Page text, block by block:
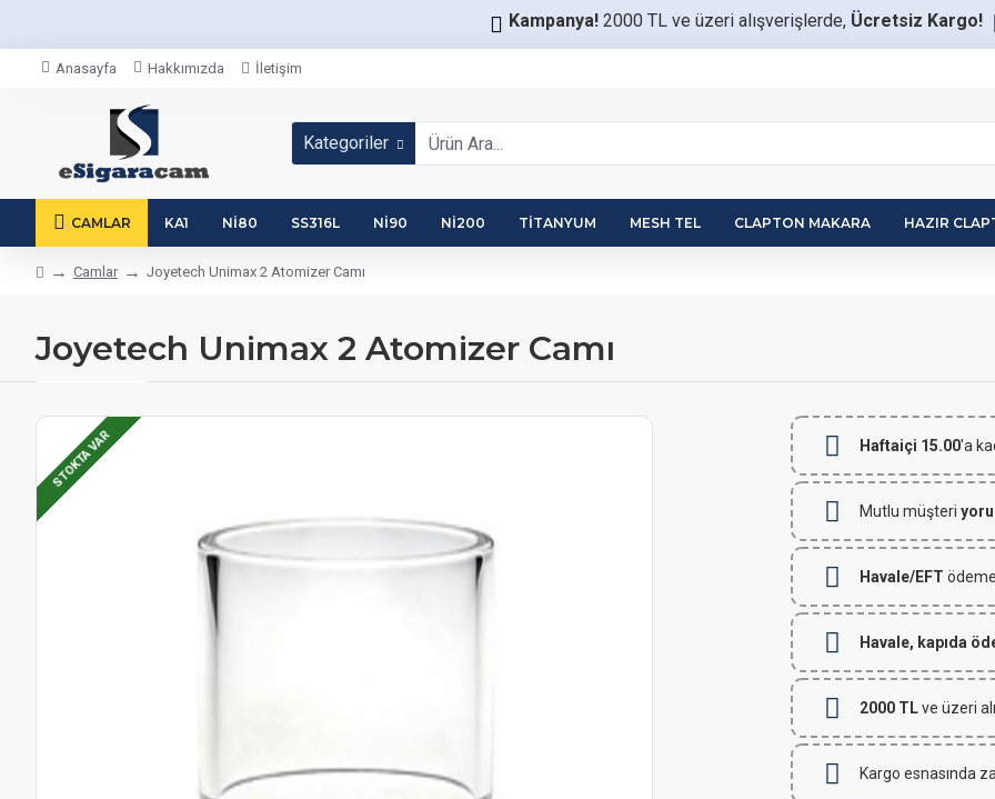
Kampanya! 2000 TL ve üzeri alışverişlerde, Ücretsiz Kargo!
Anasayfa Hakkımızda İletişim
Kategoriler
CAMLAR KA1 NI80 SS316L NI90 NI200 TITANYUM MESH TEL CLAPTON MAKARA HAZIR
Camlar Joyetech Unimax 2 Atomizer Camı
Joyetech Unimax 2 Atomizer Camı
STOKTA VAR Haftaiçi 15.00'a
Mutlu müşteri
Havale/EFT
Havale, kapıda
2000 TLve üzeri
Kargo esnasında